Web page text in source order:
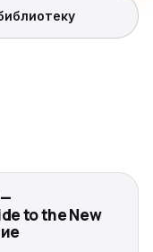
to the New